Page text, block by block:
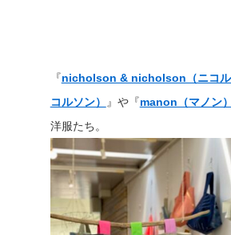
『nicholson & nicholson（ニコル
コルソン）
』や『manon（マノン）
洋服たち。